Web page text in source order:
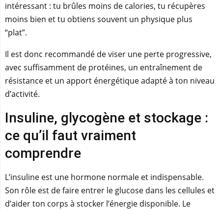
intéressant : tu brûles moins de calories, tu récupères
moins bien et tu obtiens souvent un physique plus
“plat”.
Il est donc recommandé de viser une perte progressive,
avec suffisamment de protéines, un entraînement de
résistance et un apport énergétique adapté à ton niveau
d’activité.
Insuline, glycogène et stockage :
ce qu’il faut vraiment
comprendre
L’insuline est une hormone normale et indispensable.
Son rôle est de faire entrer le glucose dans les cellules et
d’aider ton corps à stocker l’énergie disponible. Le